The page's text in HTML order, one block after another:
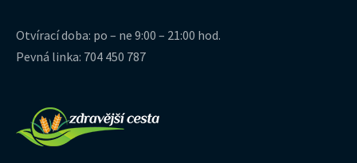
Otvírací doba: po – ne 9:00 – 21:00 hod.
Pevná linka: 704 450 787